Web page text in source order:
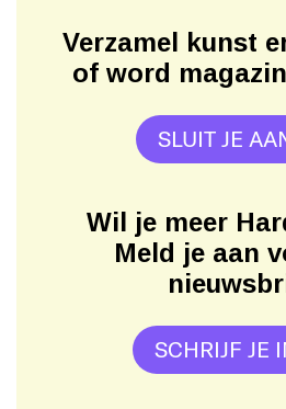
Verzamel kunst
of word
SLUIT JE
Wil je meer
Meld je aan
SCHRIJF JE